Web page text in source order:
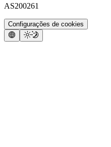
AS200261
Configurações de cookies